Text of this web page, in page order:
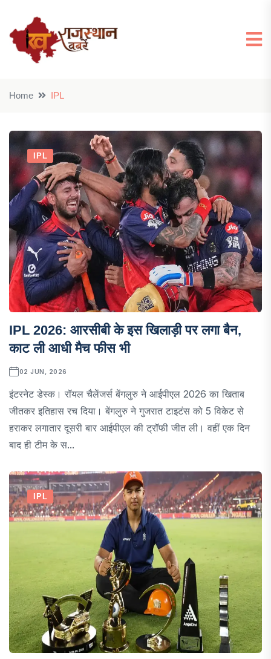
Home IPL
IPL
IPL 2026: आरसीबी के इस खिलाड़ी पर लगा बैन,
काट ली आधी मैच फीस भी
02 JUN, 2026
इंटरनेट डेस्क। रॉयल चैलेंजर्स बेंगलुरु ने आईपीएल 2026 का खिताब
जीतकर इतिहास रच दिया। बेंगलुरु ने गुजरात टाइटंस को 5 विकेट से
हराकर लगातार दूसरी बार आईपीएल की ट्रॉफी जीत ली। वहीं एक दिन
बाद ही टीम के स...
IPL